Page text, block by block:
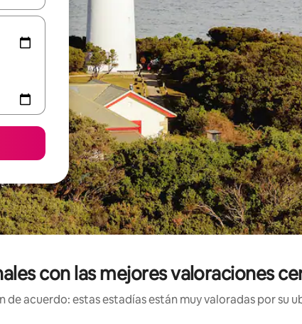
con las mejores valoraciones
de acuerdo: estas estadías están muy valoradas por su